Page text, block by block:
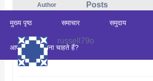
मुख्य पृष्ठ समाचार समुदाय
आप संपादक बनना चाहते हैं?
Author Posts
December 4, 2025 at 2:05 pmREPLY
russell79o